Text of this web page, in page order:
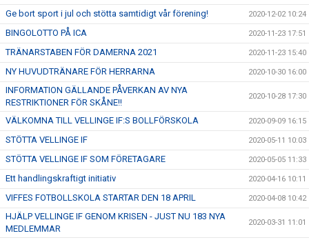
Ge bort sport i jul och stötta samtidigt vår förening! 2020-12-02 10:24
BINGOLOTTO PÅ ICA 2020-11-23 17:51
TRÄNARSTABEN FÖR DAMERNA 2021 2020-11-23 15:40
NY HUVUDTRÄNARE FÖR HERRARNA 2020-10-30 16:00
INFORMATION GÄLLANDE PÅVERKAN AV NYA
RESTRIKTIONER FÖR SKÅNE!!
2020-10-28 17:30
VÄLKOMNA TILL VELLINGE IF:S BOLLFÖRSKOLA 2020-09-09 16:15
STÖTTA VELLINGE IF 2020-05-11 10:03
STÖTTA VELLINGE IF SOM FÖRETAGARE 2020-05-05 11:33
Ett handlingskraftigt initiativ 2020-04-16 10:11
VIFFES FOTBOLLSKOLA STARTAR DEN 18 APRIL 2020-04-08 10:42
HJÄLP VELLINGE IF GENOM KRISEN - JUST NU 183 NYA
MEDLEMMAR
2020-03-31 11:01